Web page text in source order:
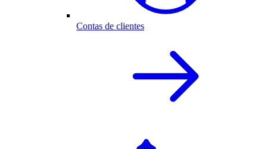
Contas de clientes